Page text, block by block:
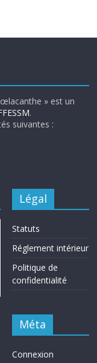
» est un
.
suivantes :
Légal
Statuts
Réglement intérieur
Politique de
confidentialité
Méta
Connexion